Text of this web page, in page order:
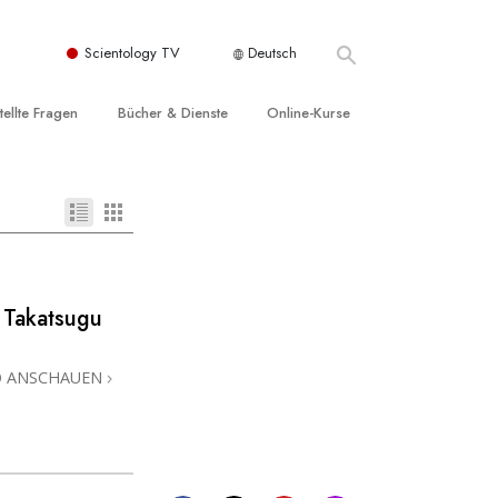
Scientology TV Deutsch
für
Fragen
Scientology Kirche
Bücher & Dienste Online-Kurse
Die Dynamiken des Daseins
ANSCHAUEN